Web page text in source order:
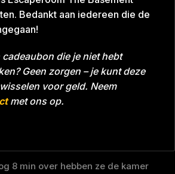
Bedankt aan iedereen die de
cadeaubon die je niet hebt
Geen zorgen – je kunt deze
voor geld. Neem
met ons op.
Datum 26-01-2023
Grill With A Thrill
8 min over hebben ze de kamer